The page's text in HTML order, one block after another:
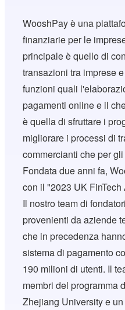
WooshPay è una
finanziarie per le
principale è quello di
transazioni tra imprese
funzioni quali
pagamenti online e il
è quella di sfruttare i
migliorare i processi di
commercianti che per
Fondata due anni fa,
con il "2023 UK FinTech
Il nostro team di
provenienti da aziende
che in precedenza
sistema di pagamento
190 milioni di utenti. Il
membri del programma
Zhejiang University e